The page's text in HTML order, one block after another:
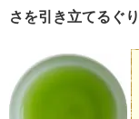
さを引き立てるぐ